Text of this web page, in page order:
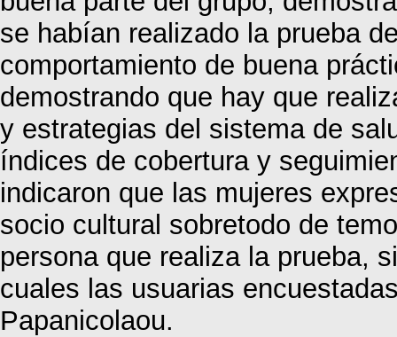
se habían realizado la prueba
comportamiento de buena
demostrando que hay que
y estrategias del sistema de
índices de cobertura y
indicaron que las mujeres
socio cultural sobretodo de
persona que realiza la prueba,
cuales las usuarias
Papanicolaou.